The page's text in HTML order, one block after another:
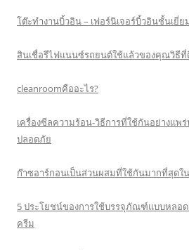
โต๊ะทำงานบิ้วอิน – เฟอร์นิเจอร์บิ้วอินชั้นเยี่ย
สินเชื่อรีไฟแนนซ์รถยนต์ใช้แล้วของคุณวิธีที่
cleanroomคืออะไร?
เครื่องซีลความร้อน-วิธีการที่ใช้กันอย่างแพ
ปลอดภัย
ก๊าซอาร์กอนเป็นส่วนผสมที่ใช้กันมากที่สุดใ
5 ประโยชน์ของการใช้บรรจุภัณฑ์แบบหลอ
ครีม